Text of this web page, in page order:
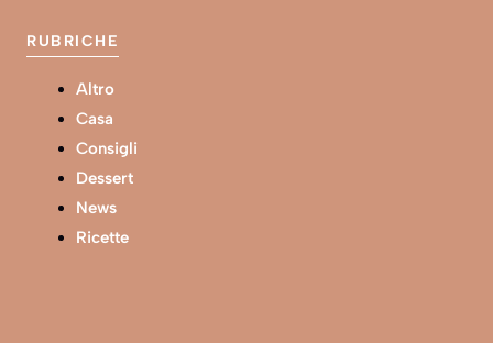
RUBRICHE
Altro
Casa
Consigli
Dessert
News
Ricette